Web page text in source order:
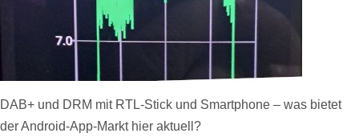
DAB+ und DRM mit RTL-Stick und Smartphone – was bietet
der Android-App-Markt hier aktuell?